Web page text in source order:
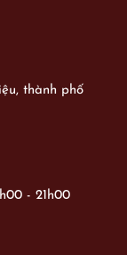
thành phố
- 21h00